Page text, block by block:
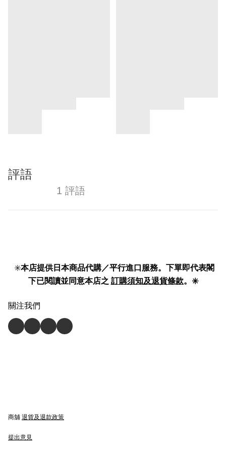
評語
1 評語
✳️本店提供日本商品代購／平行進口服務。下單即代表閣
下已閱讀並同意本店之 訂購須知及退貨條款。✳️
關注我們
商舖 退貨及退款政策
提出意見